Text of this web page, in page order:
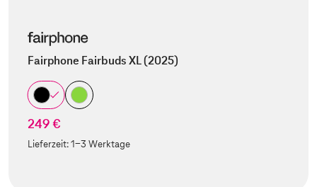
Fairphone Fairbuds XL (2025)
249 €
Lieferzeit:1-3 Werktage